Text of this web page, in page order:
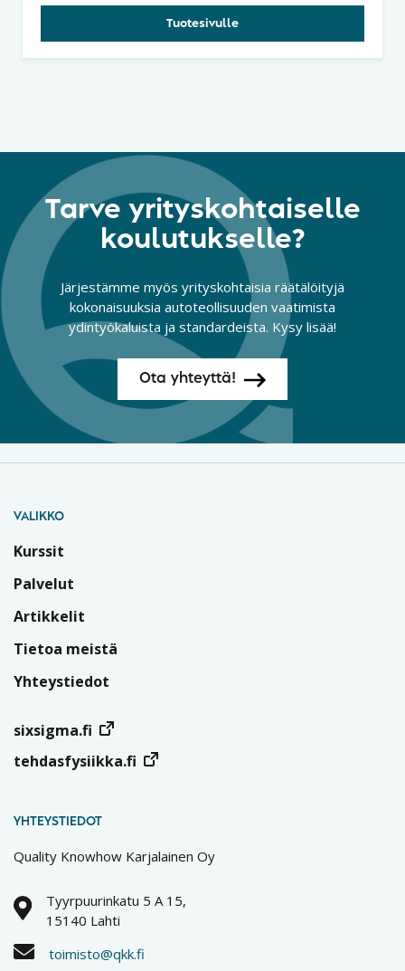
Tuotesivulle
Tarve yrityskohtaiselle
koulutukselle?
Järjestämme myös yrityskohtaisia räätälöityjä
kokonaisuuksia autoteollisuuden vaatimista
ydintyökaluista ja standardeista. Kysy lisää!
Ota yhteyttä!
VALIKKO
Kurssit
Palvelut
Artikkelit
Tietoa meistä
Yhteystiedot
sixsigma.fi
tehdasfysiikka.fi
YHTEYSTIEDOT
Quality Knowhow Karjalainen Oy
Tyyrpuurinkatu 5 A 15,
15140 Lahti
toimisto@qkk.fi